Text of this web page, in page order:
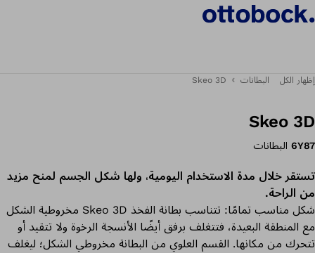
إظهار الكل البطانات Skeo 3D
Skeo 3D
6Y87 البطانات
تستقر خلال مدة الاستخدام اليومية، ولها شكل الجسم لمنح مزيد
من الراحة.
شكل مناسب تمامًا: تتناسب بطانة الفخذ Skeo 3D مخروطية الشكل
مع المنطقة البعيدة، فتتغلف برفق أيضًا الأنسجة الرخوة ولا تتقيد أو
تتحرك من مكانها. القسم العلوي من البطانة مخروطي الشكل؛ ليغلف